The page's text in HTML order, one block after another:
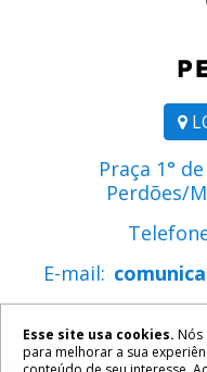
Praça 1°
Perdões/
E-mail:
Esse site usa cookies. Nós
para melhorar a sua